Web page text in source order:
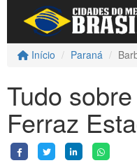
Início Paraná
Tudo
Ferraz